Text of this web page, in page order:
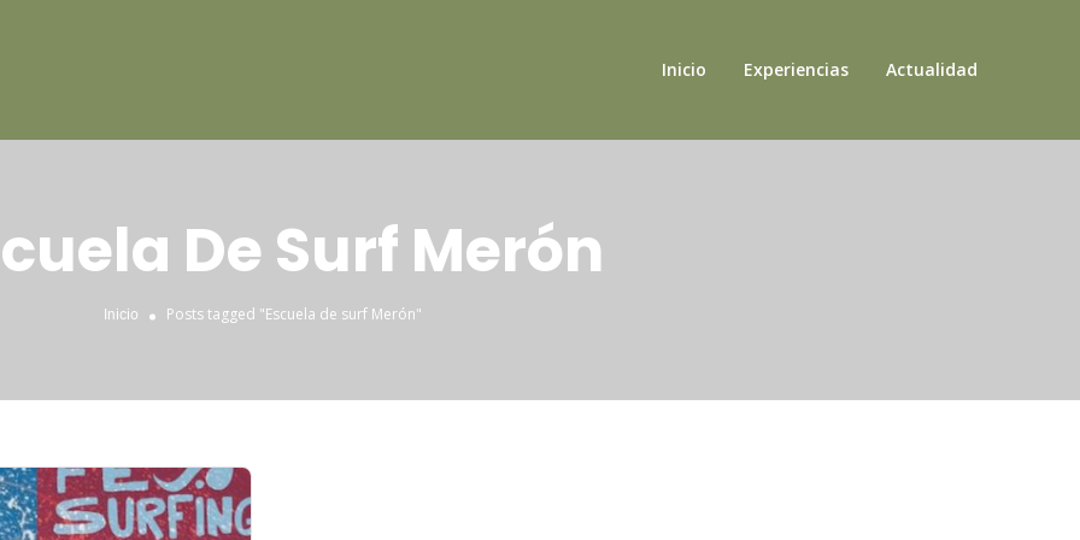
Inicio Experiencias Actualidad
De Surf Merón
Inicio Posts tagged "Escuela de surf Merón"